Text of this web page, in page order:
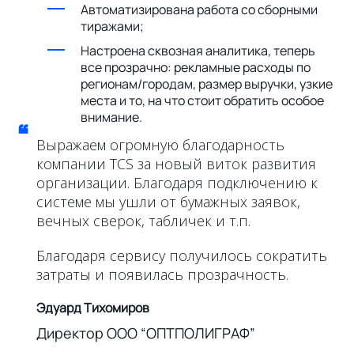
Автоматизирована работа со сборными
тиражами;
Настроена сквозная аналитика, теперь
все прозрачно: рекламные расходы по
регионам/городам, размер выручки, узкие
места и то, на что стоит обратить особое
внимание.
“ Выражаем огромную благодарность
компании TCS за новый виток развития
организации. Благодаря подключению к
системе мы ушли от бумажных заявок,
вечных сверок, табличек и т.п.
Благодаря сервису получилось сократить
затраты и появилась прозрачность.
Эдуард Тихомиров
Директор ООО “ОПТПОЛИГРАФ”